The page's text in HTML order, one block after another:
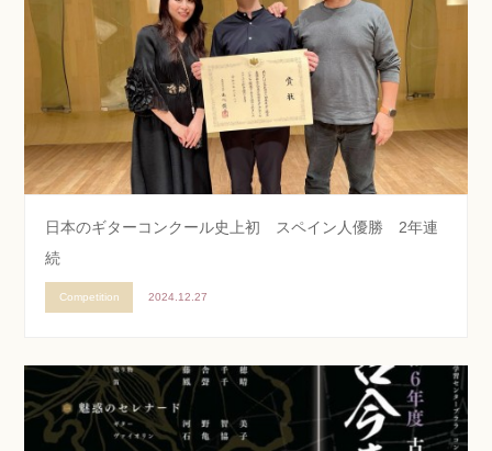
日本のギターコンクール史上初 スペイン人優勝 2年連
続
Competition 2024.12.27